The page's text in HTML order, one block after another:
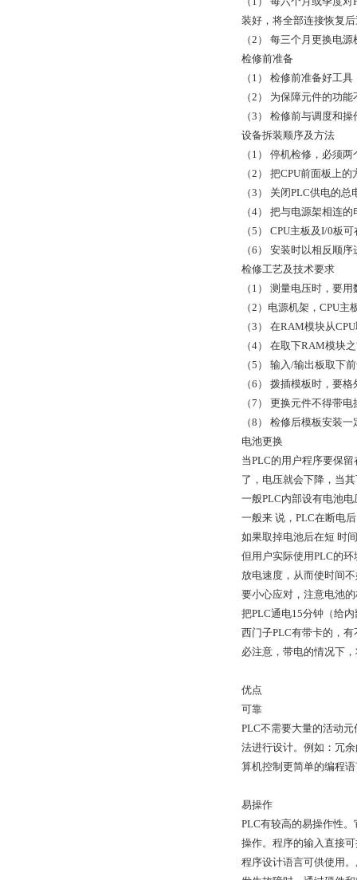
装好，将全部连接恢复
（2） 每三个月更换电
检修前准备
（1） 检修前准备好工具
（2） 为保障元件的功
（3） 检修前与调度和
设备拆装顺序及方法
（1） 停机检修，必须
（2） 把CPU前面板上
（3） 关闭PLC供电的
（4） 把与电源架相连
（5） CPU主板及I/0板
（6） 安装时以相反顺序
检修工艺及技术要求
（1） 测量电压时，要
（2）电源机架，CPU
（3） 在RAM模块从
（4） 在取下RAM模块
（5） 输入/输出板取下
（6） 拨插模板时，要
（7） 更换元件不得带电
（8） 检修后模板安装
电池更换
当PLC的用户程序要保
了，电压就会下降，当
一般PLC内部设有电池
一般来 说，PLC在断电
如果取掉电池后在短 时
但用户实际使用PLC的
放电速度，从而使时间
要小心应对，注意电池
把PLC通电15分钟（给
西门子PLC有带卡的，
必注意，带电的情况下
优点
可靠
PLC不需要大量的活动
法进行设计。例如：冗
算机控制更简单的编程
易操作
PLC有较高的易操作性
操作。程序的输入直接
程序设计语言可供使用